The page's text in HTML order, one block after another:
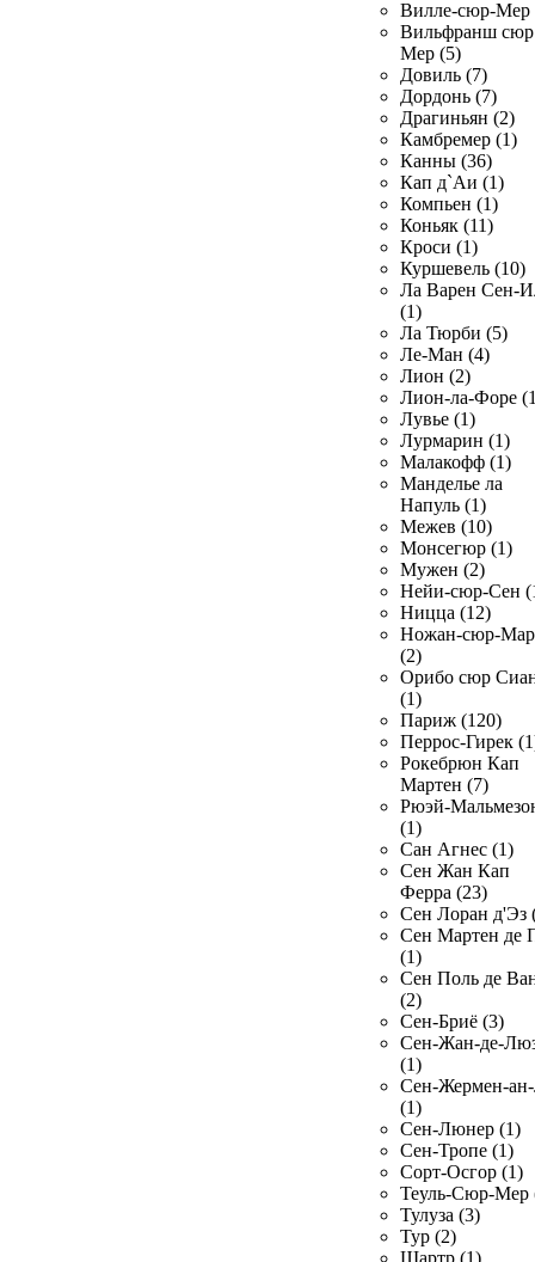
Вилле-сюр-Мер
Вильфранш сюр
Мер (5)
Довиль (7)
Дордонь (7)
Драгиньян (2)
Камбремер (1)
Канны (36)
Кап д`Аи (1)
Компьен (1)
Коньяк (11)
Кроси (1)
Куршевель (10)
Ла Варен Сен-
(1)
Ла Тюрби (5)
Ле-Ман (4)
Лион (2)
Лион-ла-Форе
Лувье (1)
Лурмарин (1)
Малакофф (1)
Манделье ла
Напуль (1)
Межев (10)
Монсегюр (1)
Мужен (2)
Нейи-сюр-Сен
Ницца (12)
Ножан-сюр-
(2)
Орибо сюр
(1)
Париж (120)
Перрос-Гирек
Рокебрюн Кап
Мартен (7)
Рюэй-
(1)
Сан Агнес (1)
Сен Жан Кап
Ферра (23)
Сен Лоран д'Эз
Сен Мартен де
(1)
Сен Поль де
(2)
Сен-Бриё (3)
Сен-Жан-де-
(1)
Сен-Жермен-
(1)
Сен-Люнер (1)
Сен-Тропе (1)
Сорт-Осгор (1)
Теуль-Сюр-Мер
Тулуза (3)
Тур (2)
Шартр (1)